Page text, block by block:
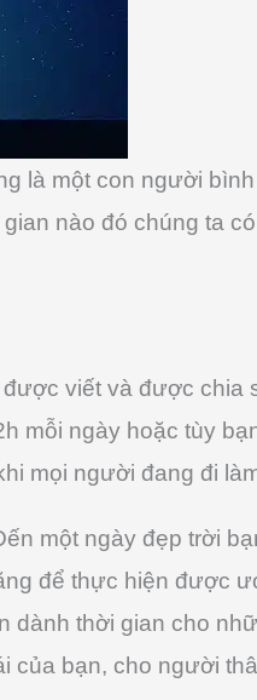
là một con người
nào đó chúng ta
viết và được chia
mỗi ngày hoặc tùy
mọi người đang đi
một ngày đẹp trời
để thực hiện được
dành thời gian cho
của bạn, cho người